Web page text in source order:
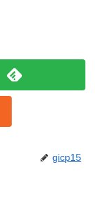
gicp15